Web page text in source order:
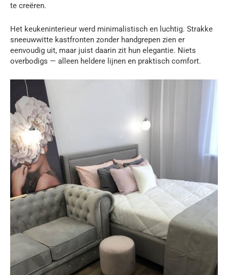
te creëren.
Het keukeninterieur werd minimalistisch en luchtig. Strakke
sneeuwwitte kastfronten zonder handgrepen zien er
eenvoudig uit, maar juist daarin zit hun elegantie. Niets
overbodigs — alleen heldere lijnen en praktisch comfort.